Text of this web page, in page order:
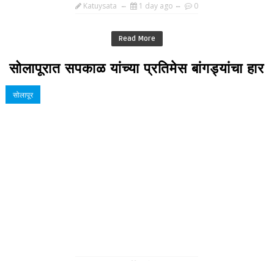
Katuysata 1 day ago 0
Read More
सोलापूरात सपकाळ यांच्या प्रतिमेस बांगड्यांचा हार
सोलापूर